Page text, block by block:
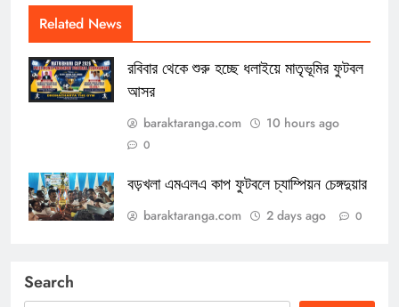
Related News
রবিবার থেকে শুরু হচ্ছে ধলাইয়ে মাতৃভূমির ফুটবল
আসর
baraktaranga.com 10 hours ago
0
বড়খলা এমএলএ কাপ ফুটবলে চ্যাম্পিয়ন চেঙ্গদুয়ার
baraktaranga.com 2 days ago 0
Search